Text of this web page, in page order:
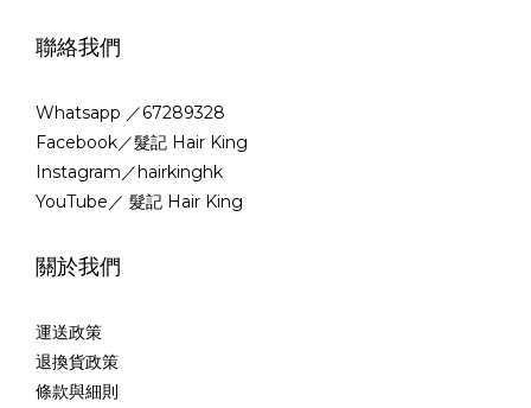
聯絡我們
Whatsapp ／67289328
Facebook／髮記 Hair King
Instagram／hairkinghk
YouTube／ 髮記 Hair King
關於我們
運送政策
退換貨政策
條款與細則